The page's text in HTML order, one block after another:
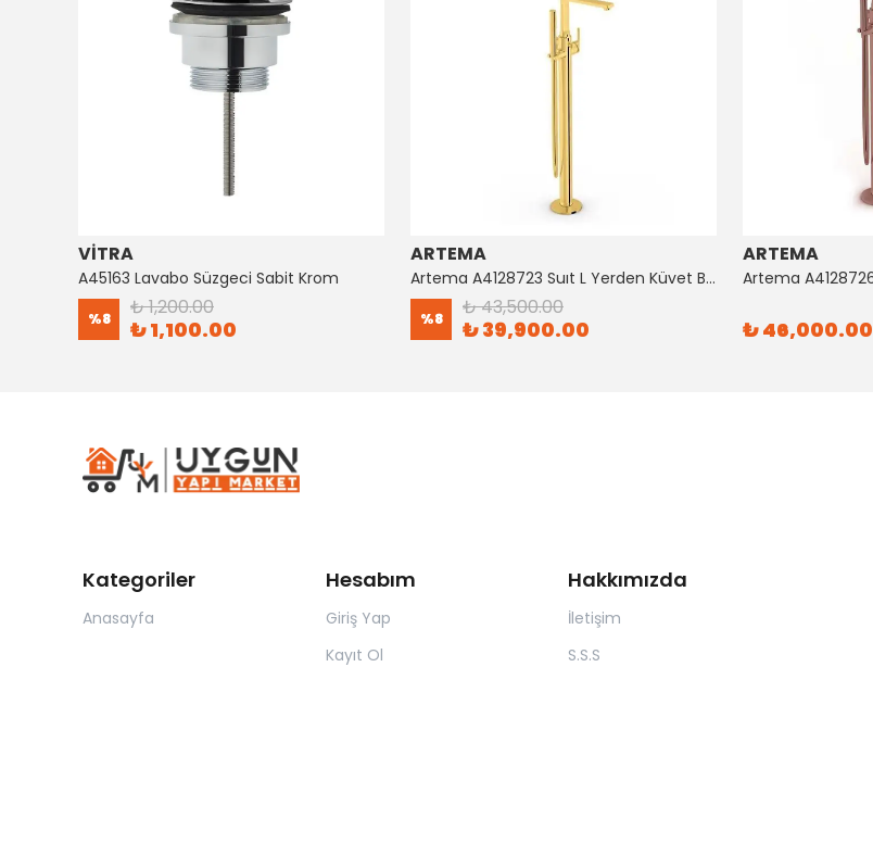
VİTRA
A45163 Lavabo Süzgeci Sabit Krom
%8 ₺ 1,200.00
₺ 1,100.00
ARTEMA
Artema A4128723 Suıt L Yerden Küvet Bataryası Altın
%8 ₺ 43,500.00
₺ 39,900.00
ARTEMA
₺ 46,000.00
Kategoriler
Anasayfa
Hesabım
Giriş Yap
Kayıt Ol
Hakkımızda
İletişim
S.S.S